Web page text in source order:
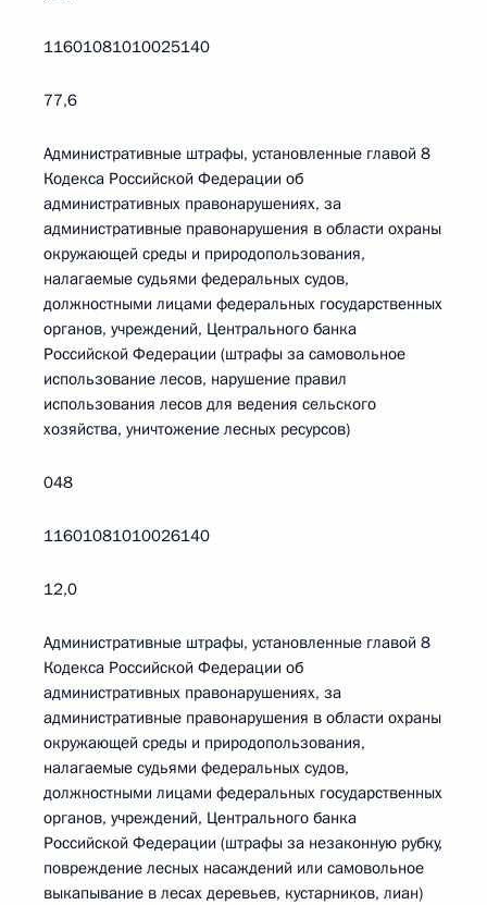
11601081010025140
77,6
Административные штрафы, установленные главой 8
Кодекса Российской Федерации об
административных правонарушениях, за
административные правонарушения в области охраны
окружающей среды и природопользования,
налагаемые судьями федеральных судов,
должностными лицами федеральных государственных
органов, учреждений, Центрального банка
Российской Федерации (штрафы за самовольное
использование лесов, нарушение правил
использования лесов для ведения сельского
хозяйства, уничтожение лесных ресурсов)
048
11601081010026140
12,0
Административные штрафы, установленные главой 8
Кодекса Российской Федерации об
административных правонарушениях, за
административные правонарушения в области охраны
окружающей среды и природопользования,
налагаемые судьями федеральных судов,
должностными лицами федеральных государственных
органов, учреждений, Центрального банка
Российской Федерации (штрафы за незаконную рубку,
повреждение лесных насаждений или самовольное
выкапывание в лесах деревьев, кустарников, лиан)